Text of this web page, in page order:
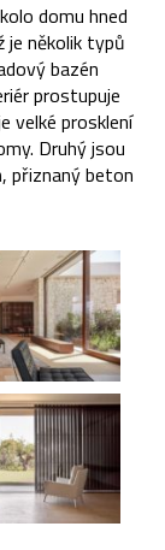
domu hned
je několik typů
bazén
prostupuje
velké prosklení
Druhý jsou
přiznaný beton